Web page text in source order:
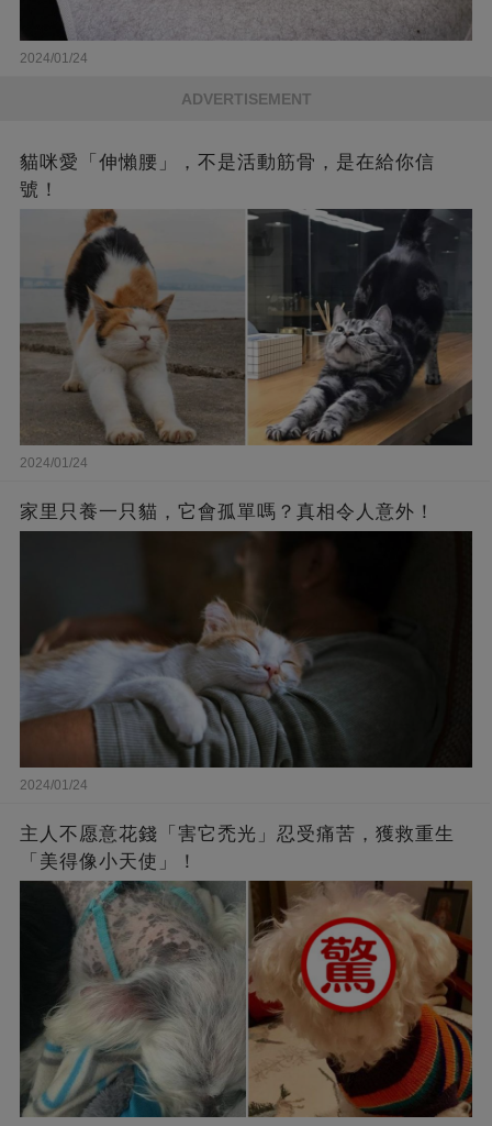
2024/01/24
ADVERTISEMENT
貓咪愛「伸懶腰」，不是活動筋骨，是在給你信
號！
2024/01/24
家里只養一只貓，它會孤單嗎？真相令人意外！
2024/01/24
主人不愿意花錢「害它禿光」忍受痛苦，獲救重生
「美得像小天使」！